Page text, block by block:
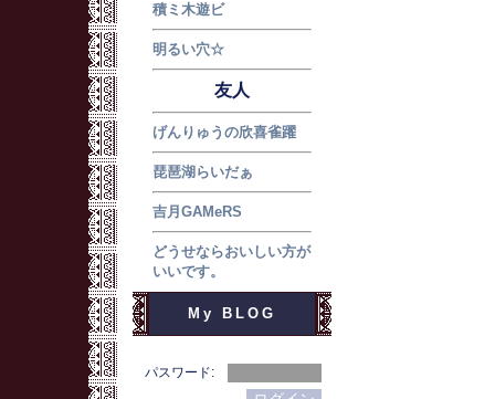
積ミ木遊ビ
明るい穴☆
友人
げんりゅうの欣喜雀躍
琵琶湖らいだぁ
吉月GAMeRS
どうせならおいしい方が
いいです。
My BLOG
パスワード: